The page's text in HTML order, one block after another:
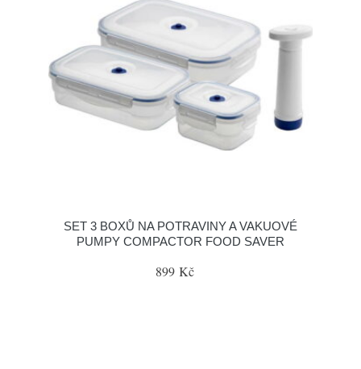
SET 3 BOXŮ NA POTRAVINY A VAKUOVÉ
PUMPY COMPACTOR FOOD SAVER
899 Kč